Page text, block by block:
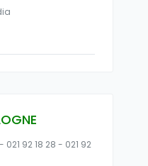
021 92 18 28 - 021 92